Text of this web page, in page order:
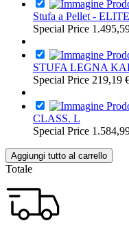
Stufa a Pellet -
Special Price
STUFA LEGNA
Special Price 219,19
CLASS. L
Special Price
Aggiungi tutto al carrello
Totale